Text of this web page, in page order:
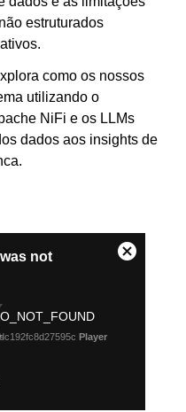
estruturados
como os nossos
utilizando o
NiFi e os LLMs
dados aos insights de
not
Player
Close